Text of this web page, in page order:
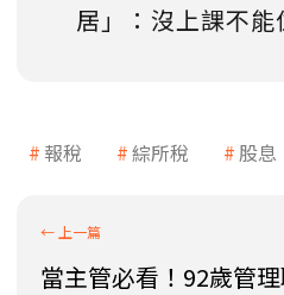
居」：沒上課不
報稅 綜所稅 股息
當主管必看！92歲管